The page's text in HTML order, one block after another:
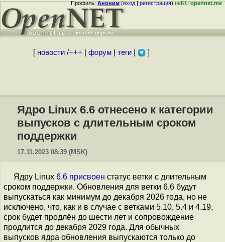
Профиль:Аноним(вход|регистрация)неRUopennet.me
[ новости/+++ форум| теги| ]
Ядро Linux 6.6 отнесено к категории
выпусков с длительным сроком
поддержки
17.11.2023 08:39 (MSK)
Ядру Linux 6.6 присвоен статус ветки с длительным
сроком поддержки. Обновления для ветки 6.6 будут
выпускаться как минимум до декабря 2026 года, но не
исключено, что, как и в случае с ветками 5.10, 5.4 и 4.19,
срок будет продлён до шести лет и сопровождение
продлится до декабря 2029 года. Для обычных
выпусков ядра обновления выпускаются только до